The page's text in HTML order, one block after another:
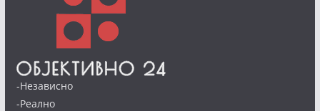
-Независно
-Реално